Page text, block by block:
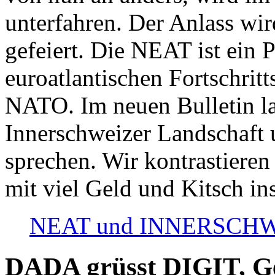
unterfahren. Der Anlass
gefeiert. Die NEAT ist ein
euroatlantischen
NATO. Im neuen Bulletin
Innerschweizer
sprechen. Wir
mit viel Geld und Kitsch
NEAT und
DADA grüsst DIGIT,